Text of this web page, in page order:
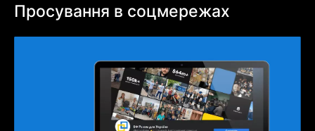
Просування в соцмережах